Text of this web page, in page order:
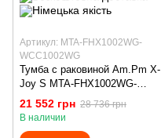
Артикул: MTA-FHX1002WG-
WCC1002WG
Тумба с раковиной Am.Pm X-
Joy S MTA-FHX1002WG-
WCC1002WG (100 см, белая
глянцевая, подвесная)
21 552 грн 28 736 грн
В наличии